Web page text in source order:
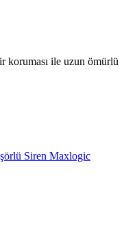
koruması ile uzun ömürlü
Siren Maxlogic